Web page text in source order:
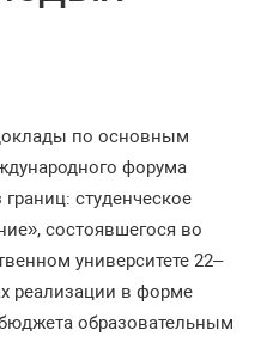
по основным
форума
границ: студенческое
», состоявшегося во
университете 22–
реализации в форме
образовательным